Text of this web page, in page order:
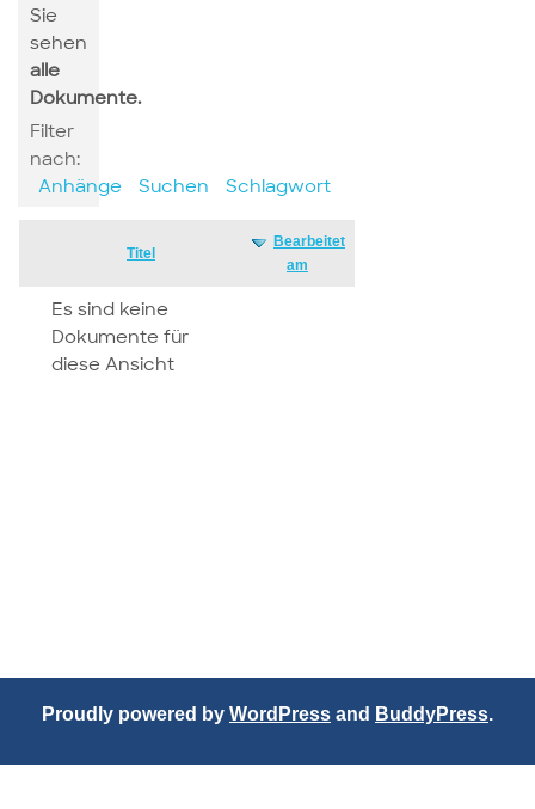
Sie
sehen
alle
Dokumente.
Filter
nach:
Anhänge
Suchen Schlagwort
Titel
Bearbeitet
am
Es sind keine
Dokumente für
diese Ansicht
Proudly powered by WordPress and BuddyPress.